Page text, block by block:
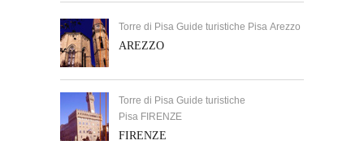
Torre di Pisa Guide turistiche Pisa Arezzo
AREZZO
Torre di Pisa Guide turistiche
Pisa FIRENZE
FIRENZE